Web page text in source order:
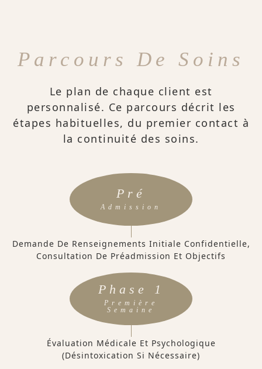
Parcours De Soins
Le plan de chaque client est
personnalisé. Ce parcours décrit les
étapes habituelles, du premier contact à
la continuité des soins.
Pré
Admission
Demande De Renseignements Initiale Confidentielle,
Consultation De Préadmission Et Objectifs
Phase 1
Première
Semaine
Évaluation Médicale Et Psychologique
(désintoxication Si Nécessaire)